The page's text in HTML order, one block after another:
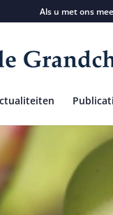
Als u met ons